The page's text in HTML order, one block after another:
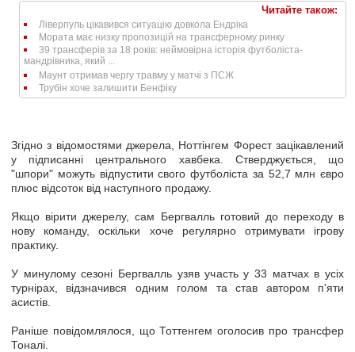
Читайте також:
Ліверпуль цікавився ситуацію довкола Ендріка
Мората має низку пропозицій на трансферному ринку
39 трансферів за 18 років: неймовірна історія футболіста-
мандрівника, який ...
Маунт отримав чергу травму у матчі з ПСЖ
Трубін хоче залишити Бенфіку
Згідно з відомостями джерела, Ноттінгем Форест зацікавлений
у підписанні центрального хавбека. Стверджується, що
"шпори" можуть відпустити свого футболіста за 52,7 млн євро
плюс відсоток від наступного продажу.
Якщо вірити джерелу, сам Бергвалль готовий до переходу в
нову команду, оскільки хоче регулярно отримувати ігрову
практику.
У минулому сезоні Бергвалль узяв участь у 33 матчах в усіх
турнірах, відзначився одним голом та став автором п'яти
асистів.
Раніше повідомлялося, що Тоттенгем оголосив про трансфер
Тоналі.